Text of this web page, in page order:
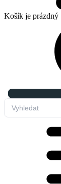
Košík je prázdný